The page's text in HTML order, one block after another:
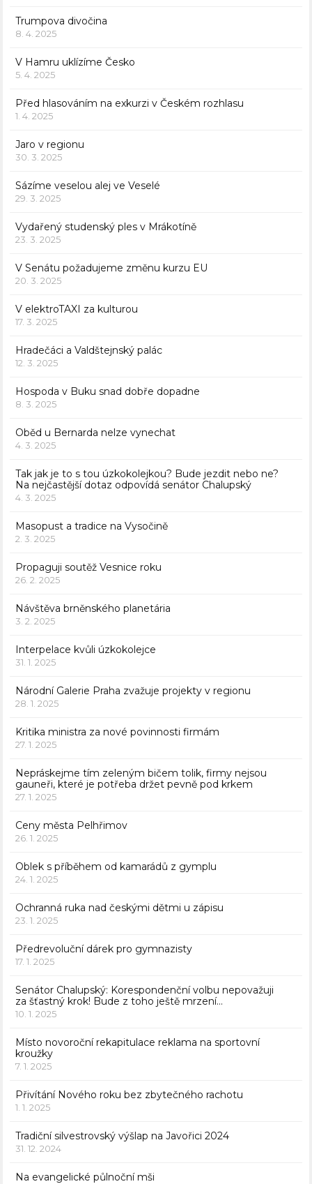
Trumpova divočina
8. 4. 2025
V Hamru uklízíme Česko
5. 4. 2025
Před hlasováním na exkurzi v Českém rozhlasu
1. 4. 2025
Jaro v regionu
30. 3. 2025
Sázíme veselou alej ve Veselé
29. 3. 2025
Vydařený studenský ples v Mrákotíně
23. 3. 2025
V Senátu požadujeme změnu kurzu EU
20. 3. 2025
V elektroTAXI za kulturou
17. 3. 2025
Hradečáci a Valdštejnský palác
12. 3. 2025
Hospoda v Buku snad dobře dopadne
8. 3. 2025
Oběd u Bernarda nelze vynechat
4. 3. 2025
Tak jak je to s tou úzkokolejkou? Bude jezdit nebo ne?
Na nejčastější dotaz odpovídá senátor Chalupský
4. 3. 2025
Masopust a tradice na Vysočině
2. 3. 2025
Propaguji soutěž Vesnice roku
26. 2. 2025
Návštěva brněnského planetária
3. 2. 2025
Interpelace kvůli úzkokolejce
31. 1. 2025
Národní Galerie Praha zvažuje projekty v regionu
28. 1. 2025
Kritika ministra za nové povinnosti firmám
27. 1. 2025
Nepráskejme tím zeleným bičem tolik, firmy nejsou
gauneři, které je potřeba držet pevně pod krkem
27. 1. 2025
Ceny města Pelhřimov
26. 1. 2025
Oblek s příběhem od kamarádů z gymplu
24. 1. 2025
Ochranná ruka nad českými dětmi u zápisu
23. 1. 2025
Předrevoluční dárek pro gymnazisty
17. 1. 2025
Senátor Chalupský: Korespondenční volbu nepovažuji
za šťastný krok! Bude z toho ještě mrzení…
10. 1. 2025
Místo novoroční rekapitulace reklama na sportovní
kroužky
7. 1. 2025
Přivítání Nového roku bez zbytečného rachotu
1. 1. 2025
Tradiční silvestrovský výšlap na Javořici 2024
31. 12. 2024
Na evangelické půlnoční mši